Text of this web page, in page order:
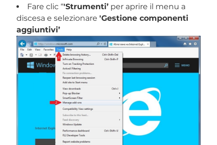
Fare clic “'Strumenti’per aprire il menu a
discesa e selezionare 'Gestione componenti
aggiuntivi’